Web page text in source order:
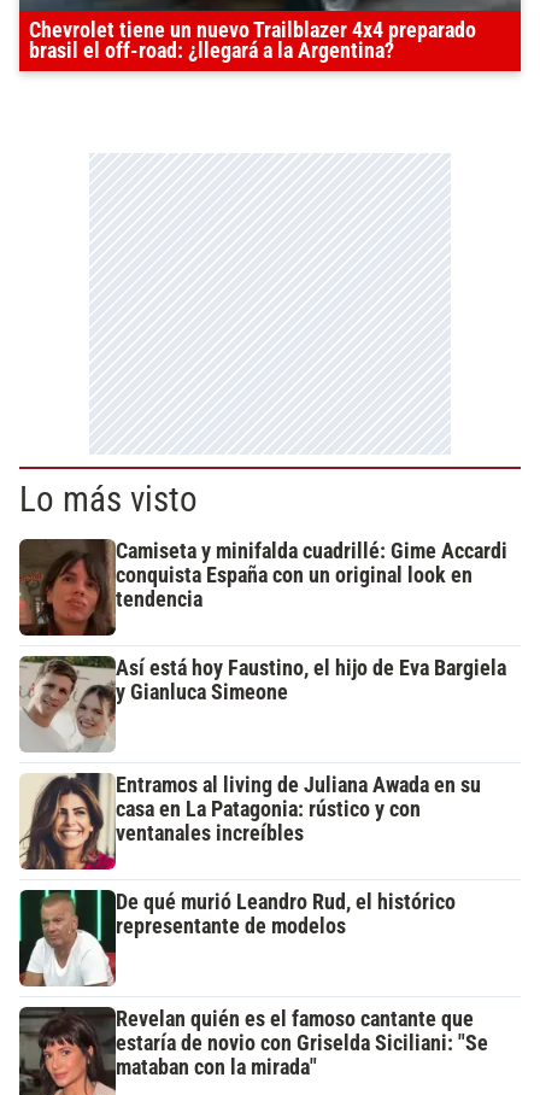
Chevrolet tiene un nuevo Trailblazer 4x4 preparado
brasil el off-road: ¿llegará a la Argentina?
Lo más visto
Camiseta y minifalda cuadrillé: Gime Accardi
conquista España con un original look en
tendencia
Así está hoy Faustino, el hijo de Eva Bargiela
y Gianluca Simeone
Entramos al living de Juliana Awada en su
casa en La Patagonia: rústico y con
ventanales increíbles
De qué murió Leandro Rud, el histórico
representante de modelos
Revelan quién es el famoso cantante que
estaría de novio con Griselda Siciliani: "Se
mataban con la mirada"